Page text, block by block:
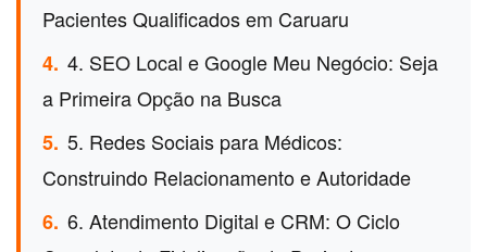
Pacientes Qualificados em Caruaru
4. 4. SEO Local e Google Meu Negócio: Seja
a Primeira Opção na Busca
5. 5. Redes Sociais para Médicos:
Construindo Relacionamento e Autoridade
6. 6. Atendimento Digital e CRM: O Ciclo